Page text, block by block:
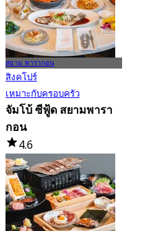
สยาม พารากอน
สิงคโปร์
เหมาะกับครอบครัว
จัมโบ้ ซีฟู้ด สยามพารา
กอน
4.6
7.9K การจอง
จาก฿ 548